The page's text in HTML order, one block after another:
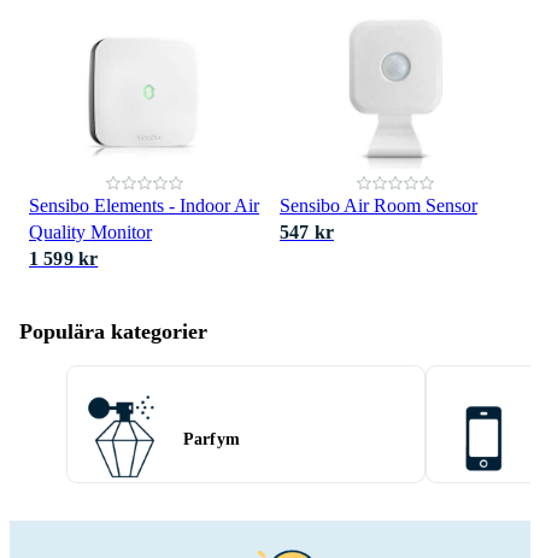
Sensibo Elements - Indoor Air
Quality Monitor
1 599 kr
Sensibo Air Room Sensor
547 kr
Populära kategorier
Parfym